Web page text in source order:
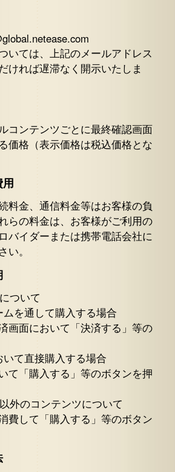
いては、上記のメールアドレス
ければ遅滞なく開示いたしま
コンテンツごとに最終確認画面
価格（表示価格は税込価格とな
料金、通信料金等はお客様の負
らの料金は、お客様がご利用の
バイダーまたは携帯電話会社に
い。
ついて
を通して購入する場合
画面において「決済する」等の
て直接購入する場合
て「購入する」等のボタンを押
外のコンテンツについて
費して「購入する」等のボタン